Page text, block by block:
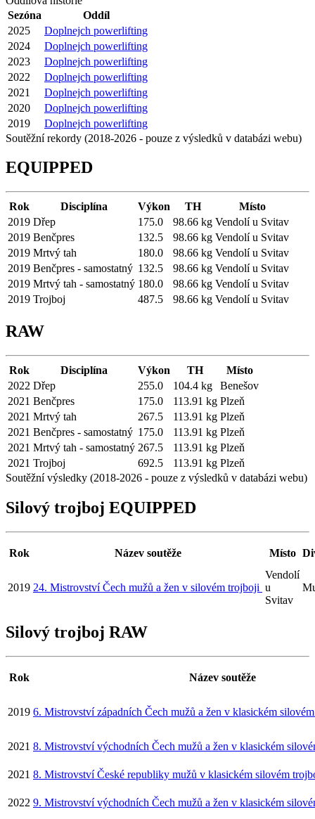
Sezóna
Oddíl
2025
Doplnejch powerlifting
2024
Doplnejch powerlifting
2023
Doplnejch powerlifting
2022
Doplnejch powerlifting
2021
Doplnejch powerlifting
2020
Doplnejch powerlifting
2019
Doplnejch powerlifting
Soutěžní rekordy (2018-2026 - pouze z výsledků v databázi webu)
EQUIPPED
Rok Disciplína Výkon TH
Místo
2019 Dřep 175.0 98.66 kg Vendolí u Svitav
2019 Benčpres 132.5 98.66 kg Vendolí u Svitav
2019 Mrtvý tah 180.0 98.66 kg Vendolí u Svitav
2019 Benčpres - samostatný 132.5 98.66 kg Vendolí u Svitav
2019 Mrtvý tah - samostatný 180.0 98.66 kg Vendolí u Svitav
2019 Trojboj 487.5 98.66 kg Vendolí u Svitav
RAW
Rok Disciplína Výkon TH
Místo
2022 Dřep 255.0 104.4 kg
Benešov
2021 Benčpres 175.0 113.91 kg Plzeň
2021 Mrtvý tah 267.5 113.91 kg Plzeň
2021 Benčpres - samostatný 175.0 113.91 kg Plzeň
2021 Mrtvý tah - samostatný 267.5 113.91 kg Plzeň
2021 Trojboj 692.5 113.91 kg Plzeň
Soutěžní výsledky (2018-2026 - pouze z výsledků v databázi webu)
Silový trojboj EQUIPPED
Rok Název soutěže Místo
2019 24. Mistrovství Čech mužů a žen v silovém trojboji
Vendolí
u
Svitav
Silový trojboj RAW
Rok Název soutěže
2019 6. Mistrovství západních Čech mužů a žen v klasickém
2021 8. Mistrovství východních Čech mužů a žen v klasickém
2021 8. Mistrovství České republiky mužů v klasickém silovém
2022 9. Mistrovství východních Čech mužů a žen v klasickém